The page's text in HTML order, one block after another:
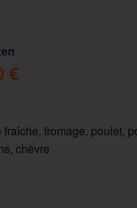
€
fraîche, fromage, poulet,
chèvre